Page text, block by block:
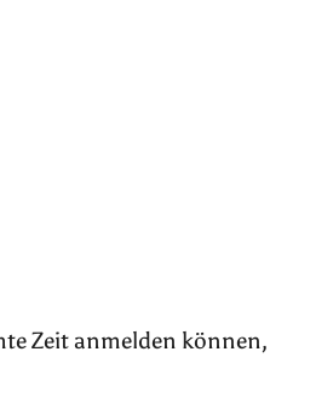
Zeit anmelden können,